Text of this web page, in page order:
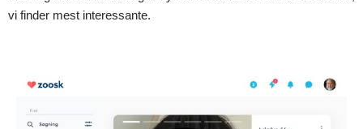
vi finder mest interessante.